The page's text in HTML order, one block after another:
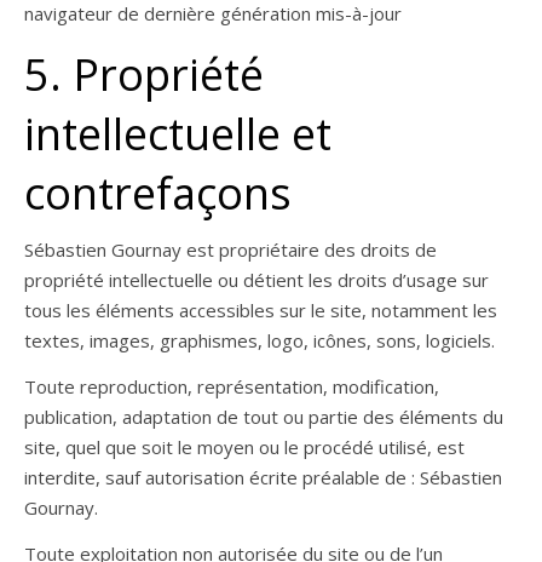
navigateur de dernière génération mis-à-jour
5. Propriété
intellectuelle et
contrefaçons
Sébastien Gournay est propriétaire des droits de
propriété intellectuelle ou détient les droits d’usage sur
tous les éléments accessibles sur le site, notamment les
textes, images, graphismes, logo, icônes, sons, logiciels.
Toute reproduction, représentation, modification,
publication, adaptation de tout ou partie des éléments du
site, quel que soit le moyen ou le procédé utilisé, est
interdite, sauf autorisation écrite préalable de : Sébastien
Gournay.
Toute exploitation non autorisée du site ou de l’un